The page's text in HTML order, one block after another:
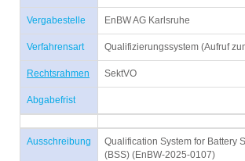
Vergabestelle EnBW AG Karlsruhe
Verfahrensart Qualifizierungssystem (Aufruf
Rechtsrahmen SektVO
Abgabefrist
Ausschreibung
Qualification System for Battery
(BSS) (EnBW-2025-0107)